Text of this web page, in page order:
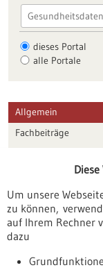
Gesundheitsdaten
dieses Portal
alle Portale
Allgemein
Fachbeiträge
Veranstaltungen
Um unsere
zu können,
auf Ihrem Rechner
dazu